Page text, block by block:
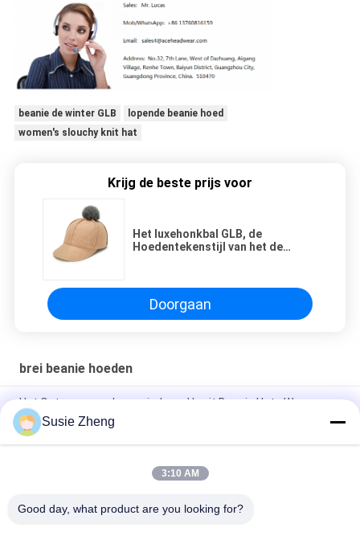
beanie de winter GLB
lopende beanie hoed
women's slouchy knit hat
Krijg de beste prijs voor
Het luxehonkbal GLB, de
Hoedentekenstijl van het de
Doorgaan
brei beanie hoeden
Het Ontwerp van de manierbrand breit Beanie Hats Woven
Label Character-Stijl
Fluorescent karakter 60cm breit Beanie Hats Custom Pattern
60cm het Borduurwerk breit Beanie Hats For Men Fluorescent-
Susie Zheng
3:10 AM
Good day, what product are you looking for?